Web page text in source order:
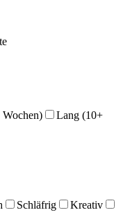
Lang (10+
Schläfrig
Kreativ